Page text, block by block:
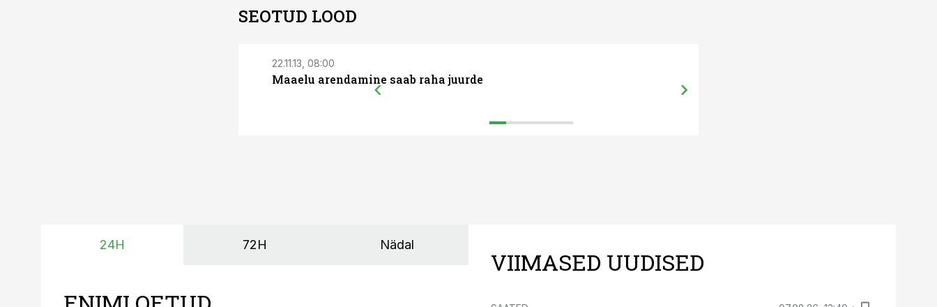
SEOTUD LOOD
22.11.13, 08:00
Maaelu arendamine saab raha juurde
24H 72H Nädal
VIIMASED UUDISED